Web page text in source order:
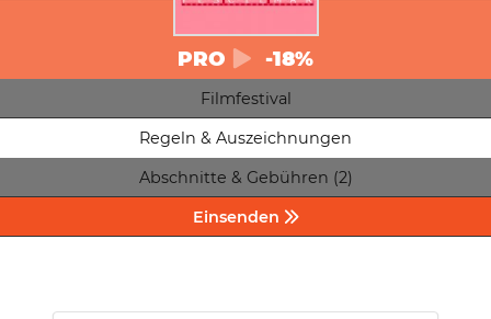
PRO -18%
Filmfestival
Regeln & Auszeichnungen
Abschnitte & Gebühren (2)
Einsenden